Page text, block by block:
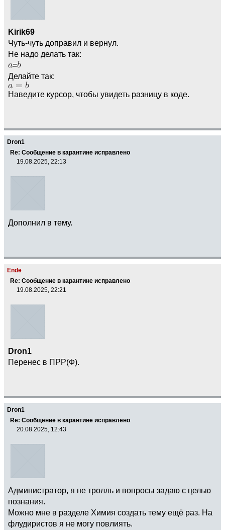
Kirik69
Чуть-чуть доправил и вернул.
Не надо делать так:
=
Делайте так:
Наведите курсор, чтобы увидеть разницу в коде.
Dron1
Re: Сообщение в карантине исправлено
19.08.2025, 22:13
Дополнил в тему.
Ende
Re: Сообщение в карантине исправлено
19.08.2025, 22:21
Dron1
Перенес в ПРР(Ф).
Dron1
Re: Сообщение в карантине исправлено
20.08.2025, 12:43
Администратор, я не тролль и вопросы задаю с целью
познания.
Можно мне в разделе Химия создать тему ещё раз. На
флудиристов я не могу повлиять.